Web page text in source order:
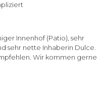
Innenhof (Patio), sehr
sehr nette Inhaberin Dulce.
Wir kommen gerne